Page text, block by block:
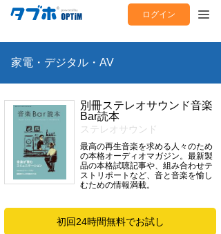
ログイン
家電・デジタル・AV
別冊ステレオサウンド音楽
Bar読本
ステレオサウンド
最高の再生音楽を求める人々のため
の本格オーディオマガジン。最新製
品の本格試聴記事や、組み合わせテ
ストリポートなど、音と音楽を愉し
むための情報満載。
初回24時間無料でお試し